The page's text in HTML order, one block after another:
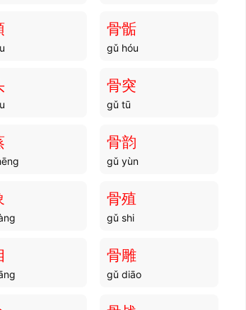
骨骺
gǔ hóu
骨突
gǔ tū
骨韵
gǔ yùn
骨殖
gǔ shi
骨雕
gǔ diāo